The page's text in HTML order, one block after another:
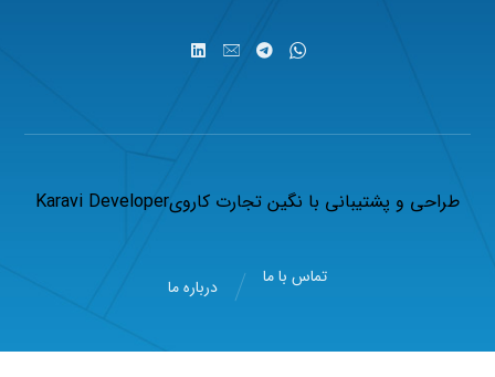
طراحی و پشتیبانی با نگین تجارت کارویKaravi Developer
تماس با ما درباره ما